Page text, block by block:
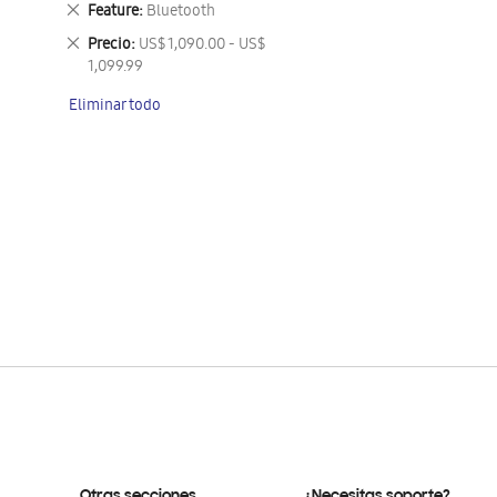
Feature Bluetooth
Eliminar
este
artículo
Precio US$ 1,090.00 - US$
1,099.99
Eliminar
este
Eliminar todo